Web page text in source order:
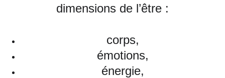
dimensions de l’être :
corps,
émotions,
énergie,